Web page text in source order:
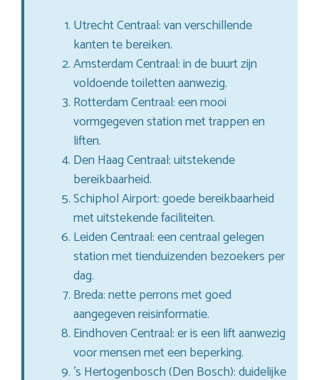
Utrecht Centraal: van verschillende
kanten te bereiken.
Amsterdam Centraal: in de buurt zijn
voldoende toiletten aanwezig.
Rotterdam Centraal: een mooi
vormgegeven station met trappen en
liften.
Den Haag Centraal: uitstekende
bereikbaarheid.
Schiphol Airport: goede bereikbaarheid
met uitstekende faciliteiten.
Leiden Centraal: een centraal gelegen
station met tienduizenden bezoekers per
dag.
Breda: nette perrons met goed
aangegeven reisinformatie.
Eindhoven Centraal: er is een lift aanwezig
voor mensen met een beperking.
’s Hertogenbosch (Den Bosch): duidelijke